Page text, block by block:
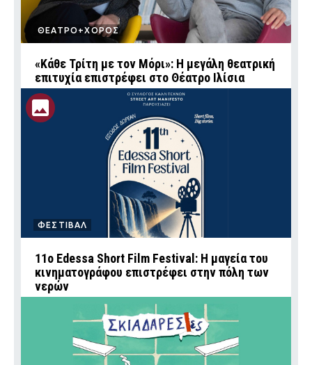
ΘΕΑΤΡΟ+ΧΟΡΟΣ
«Κάθε Τρίτη με τον Μόρι»: Η μεγάλη θεατρική
επιτυχία επιστρέφει στο Θέατρο Ιλίσια
ΦΕΣΤΙΒΑΛ
11ο Edessa Short Film Festival: Η μαγεία του
κινηματογράφου επιστρέφει στην πόλη των
νερών